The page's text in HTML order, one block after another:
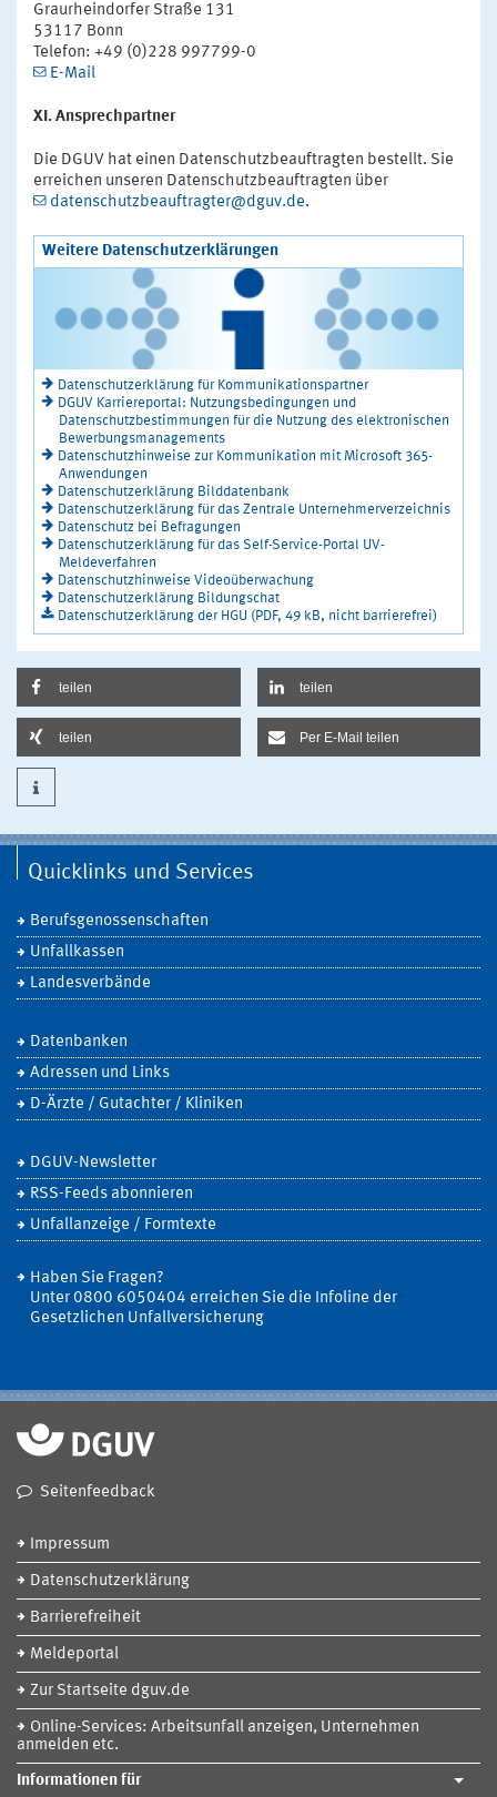
Graurheindorfer Straße 131
53117 Bonn
Telefon: +49 (0)228 997799-0
E-Mail
XI. Ansprechpartner
Die DGUV hat einen Datenschutzbeauftragten bestellt. Sie
erreichen unseren Datenschutzbeauftragten über
datenschutzbeauftragter@dguv.de.
Weitere Datenschutzerklärungen
Datenschutzerklärung für Kommunikationspartner
DGUV Karriereportal: Nutzungsbedingungen und
Datenschutzbestimmungen für die Nutzung des elektronischen
Bewerbungsmanagements
Datenschutzhinweise zur Kommunikation mit Microsoft 365-
Anwendungen
Datenschutzerklärung Bilddatenbank
Datenschutzerklärung für das Zentrale Unternehmerverzeichnis
Datenschutz bei Befragungen
Datenschutzerklärung für das Self-Service-Portal UV-
Meldeverfahren
Datenschutzhinweise Videoüberwachung
Datenschutzerklärung Bildungschat
Datenschutzerklärung der HGU (PDF, 49 kB, nicht barrierefrei)
teilen teilen
teilen Per E-Mail teilen
Quicklinks und Services
Berufsgenossenschaften
Unfallkassen
Landesverbände
Datenbanken
Adressen und Links
D-Ärzte / Gutachter / Kliniken
DGUV-Newsletter
RSS-Feeds abonnieren
Unfallanzeige / Formtexte
Haben Sie Fragen?
Unter 0800 6050404 erreichen Sie die Infoline der
Gesetzlichen Unfallversicherung
Seitenfeedback
Impressum
Datenschutzerklärung
Barrierefreiheit
Meldeportal
Zur Startseite dguv.de
Online-Services: Arbeitsunfall anzeigen, Unternehmen
anmelden etc.
Informationen für